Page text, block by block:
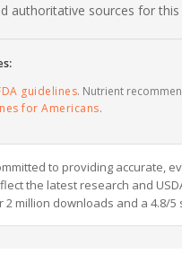
authoritative sources for
guidelines. Nutrient
for Americans.
to providing accurate,
the latest research and
million downloads and a 4.8/5